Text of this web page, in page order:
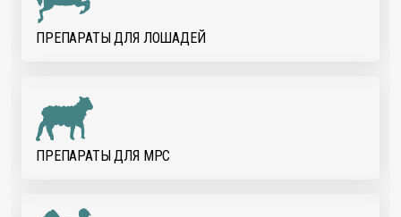
ПРЕПАРАТЫ ДЛЯ ЛОШАДЕЙ
ПРЕПАРАТЫ ДЛЯ МРС